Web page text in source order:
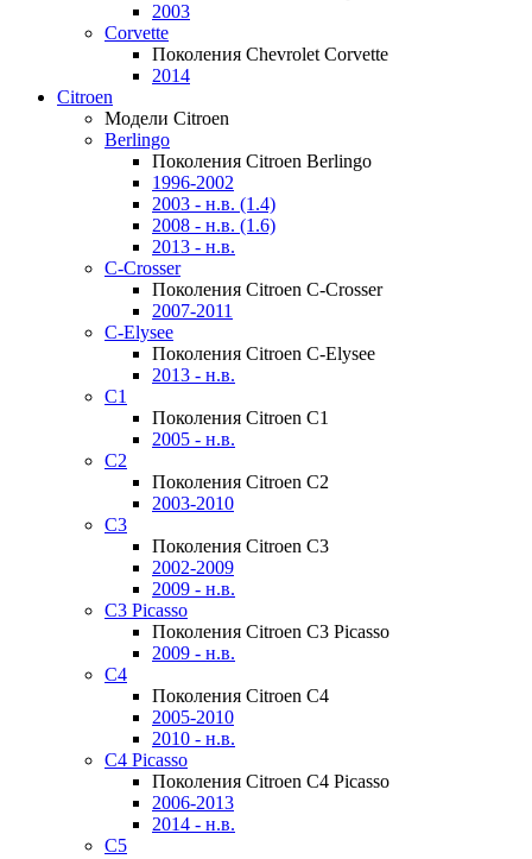
2003
Corvette
Поколения Chevrolet Corvette
2014
Citroen
Модели Citroen
Berlingo
Поколения Citroen Berlingo
1996-2002
2003 - н.в. (1.4)
2008 - н.в. (1.6)
2013 - н.в.
C-Crosser
Поколения Citroen C-Crosser
2007-2011
C-Elysee
Поколения Citroen C-Elysee
2013 - н.в.
C1
Поколения Citroen C1
2005 - н.в.
C2
Поколения Citroen C2
2003-2010
C3
Поколения Citroen C3
2002-2009
2009 - н.в.
C3 Picasso
Поколения Citroen C3 Picasso
2009 - н.в.
C4
Поколения Citroen C4
2005-2010
2010 - н.в.
C4 Picasso
Поколения Citroen C4 Picasso
2006-2013
2014 - н.в.
C5